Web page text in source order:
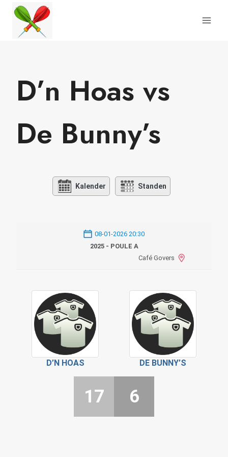
Doorgaan
naar
inhoud
D’n Hoas vs
De Bunny’s
Kalender Standen
08-01-2026 20:30
2025 - POULE A
Café Govers
D’N HOAS DE BUNNY’S
17 6